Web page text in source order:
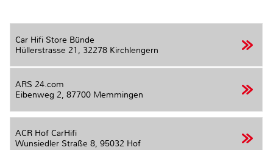
Car Hifi Store Bünde
Hüllerstrasse 21, 32278 Kirchlengern
ARS 24.com
Eibenweg 2, 87700 Memmingen
ACR Hof CarHifi
Wunsiedler Straße 8, 95032 Hof